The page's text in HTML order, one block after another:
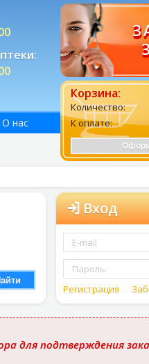
Корзина:
Количество:
К оплате:
О нас
Вход
Регистрация
для подтверждения